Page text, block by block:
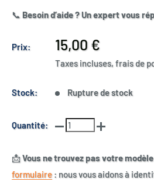
📞 Besoin d’aide ? Un expert vous
Prix:
Prix
réduit
15,00 €
Taxes incluses, frais de
Stock: Rupture de stock
Quantité:
📩Vous ne trouvez pas votre
formulaire : nous vous aidons à